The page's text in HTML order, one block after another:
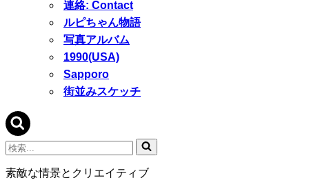
連絡: Contact
ルピちゃん物語
写真アルバム
1990(USA)
Sapporo
街並みスケッチ
検
索...
素敵な情景とクリエイティブ